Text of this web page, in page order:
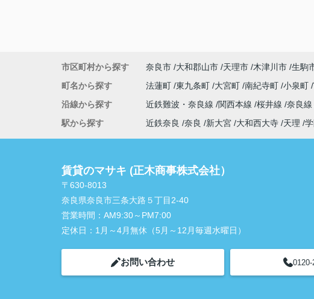
市区町村から探す 奈良市 大和郡山市 天理市 木津川市 生駒
町名から探す
法蓮町 東九条町 大宮町 南紀寺町 小泉町
沿線から探す
近鉄難波・奈良線 関西本線 桜井線 奈良線
駅から探す
近鉄奈良 奈良 新大宮 大和西大寺 天理
賃貸のマサキ (正木商事株式会社）
〒630-8013
奈良県奈良市三条大路５丁目2-40
営業時間： AM9:30～PM7:00
定休日： 1月～4月無休（5月～12月毎週水曜日）
お問い合わせ 0120-